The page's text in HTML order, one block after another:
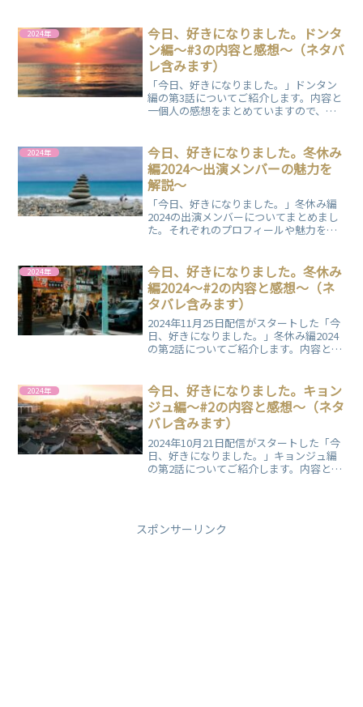
2024年
今日、好きになりました。ドンタ
ン編～#3の内容と感想～（ネタバ
レ含みます）
「今日、好きになりました。」ドンタン
編の第3話についてご紹介します。内容と
一個人の感想をまとめていますので、ぜ
2024年
今日、好きになりました。冬休み
編2024～出演メンバーの魅力を
解説～
「今日、好きになりました。」冬休み編
2024の出演メンバーについてまとめまし
た。それぞれのプロフィールや魅力をわ
2024年
今日、好きになりました。冬休み
編2024～#2の内容と感想～（ネ
タバレ含みます）
2024年11月25日配信がスタートした「今
日、好きになりました。」冬休み編2024
の第2話についてご紹介します。内容と一
2024年
今日、好きになりました。キョン
ジュ編～#2の内容と感想～（ネタ
バレ含みます）
2024年10月21日配信がスタートした「今
日、好きになりました。」キョンジュ編
の第2話についてご紹介します。内容と一
スポンサーリンク